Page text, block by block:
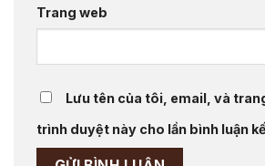
Trang web
Lưu tên của tôi, email, và
trình duyệt này cho lần bình luận